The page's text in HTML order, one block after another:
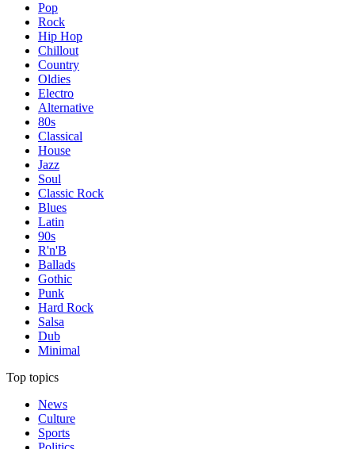
Pop
Rock
Hip Hop
Chillout
Country
Oldies
Electro
Alternative
80s
Classical
House
Jazz
Soul
Classic Rock
Blues
Latin
90s
R'n'B
Ballads
Gothic
Punk
Hard Rock
Salsa
Dub
Minimal
Top topics
News
Culture
Sports